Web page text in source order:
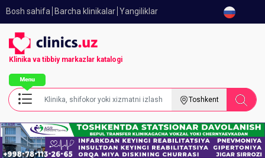
Bosh sahifa Barcha klinikalar Yangiliklar
Klinika va tibbiy markazlar katalogi
Toshkent